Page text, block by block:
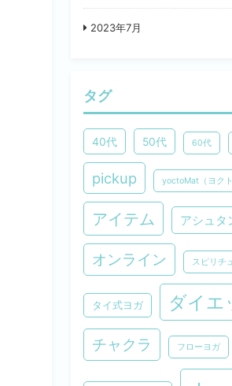
2023年7月
タグ
40代 50代 60代
pickup yoctoMat（ヨクト
アイテム アシュタ
オンライン スピリチ
タイ式ヨガ ダイエ
チャクラ フローヨガ